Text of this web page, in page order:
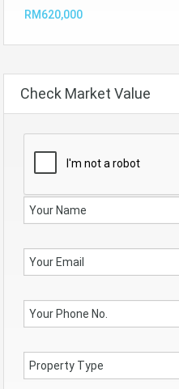
RM620,000
Check Market Value